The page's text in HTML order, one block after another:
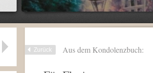
Zurück Aus dem Kondolenzbuch: